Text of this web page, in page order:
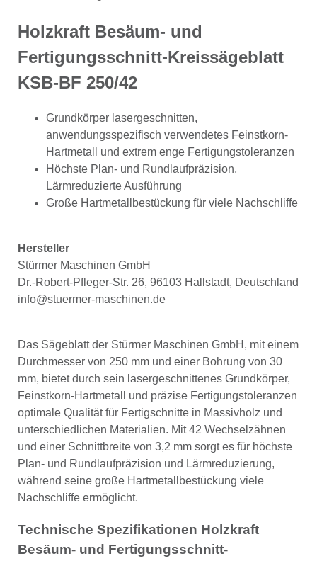
Holzkraft Besäum- und
Fertigungsschnitt-Kreissägeblatt
KSB-BF 250/42
Grundkörper lasergeschnitten,
anwendungsspezifisch verwendetes Feinstkorn-
Hartmetall und extrem enge Fertigungstoleranzen
Höchste Plan- und Rundlaufpräzision,
Lärmreduzierte Ausführung
Große Hartmetallbestückung für viele Nachschliffe
Hersteller
Stürmer Maschinen GmbH
Dr.-Robert-Pfleger-Str. 26, 96103 Hallstadt, Deutschland
info@stuermer-maschinen.de
Das Sägeblatt der Stürmer Maschinen GmbH, mit einem
Durchmesser von 250 mm und einer Bohrung von 30
mm, bietet durch sein lasergeschnittenes Grundkörper,
Feinstkorn-Hartmetall und präzise Fertigungstoleranzen
optimale Qualität für Fertigschnitte in Massivholz und
unterschiedlichen Materialien. Mit 42 Wechselzähnen
und einer Schnittbreite von 3,2 mm sorgt es für höchste
Plan- und Rundlaufpräzision und Lärmreduzierung,
während seine große Hartmetallbestückung viele
Nachschliffe ermöglicht.
Technische Spezifikationen Holzkraft
Besäum- und Fertigungsschnitt-